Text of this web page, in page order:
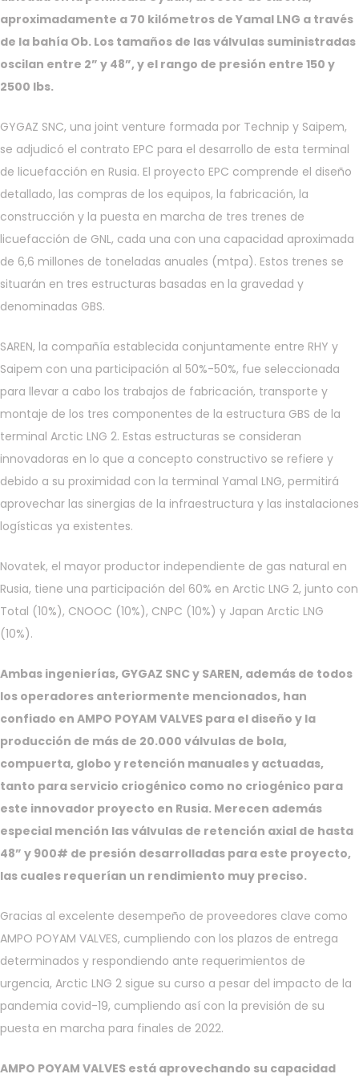
aproximadamente a 70 kilómetros de Yamal LNG a través
de la bahía Ob. Los tamaños de las válvulas suministradas
oscilan entre 2” y 48”, y el rango de presión entre 150 y
2500 lbs.
GYGAZ SNC, una joint venture formada por Technip y Saipem,
se adjudicó el contrato EPC para el desarrollo de esta terminal
de licuefacción en Rusia. El proyecto EPC comprende el diseño
detallado, las compras de los equipos, la fabricación, la
construcción y la puesta en marcha de tres trenes de
licuefacción de GNL, cada una con una capacidad aproximada
de 6,6 millones de toneladas anuales (mtpa). Estos trenes se
situarán en tres estructuras basadas en la gravedad y
denominadas GBS.
SAREN, la compañía establecida conjuntamente entre RHY y
Saipem con una participación al 50%-50%, fue seleccionada
para llevar a cabo los trabajos de fabricación, transporte y
montaje de los tres componentes de la estructura GBS de la
terminal Arctic LNG 2. Estas estructuras se consideran
innovadoras en lo que a concepto constructivo se refiere y
debido a su proximidad con la terminal Yamal LNG, permitirá
aprovechar las sinergias de la infraestructura y las instalaciones
logísticas ya existentes.
Novatek, el mayor productor independiente de gas natural en
Rusia, tiene una participación del 60% en Arctic LNG 2, junto con
Total (10%), CNOOC (10%), CNPC (10%) y Japan Arctic LNG
(10%).
Ambas ingenierías, GYGAZ SNC y SAREN, además de todos
los operadores anteriormente mencionados, han
confiado en AMPO POYAM VALVES para el diseño y la
producción de más de 20.000 válvulas de bola,
compuerta, globo y retención manuales y actuadas,
tanto para servicio criogénico como no criogénico para
este innovador proyecto en Rusia. Merecen además
especial mención las válvulas de retención axial de hasta
48” y 900# de presión desarrolladas para este proyecto,
las cuales requerían un rendimiento muy preciso.
Gracias al excelente desempeño de proveedores clave como
AMPO POYAM VALVES, cumpliendo con los plazos de entrega
determinados y respondiendo ante requerimientos de
urgencia, Arctic LNG 2 sigue su curso a pesar del impacto de la
pandemia covid-19, cumpliendo así con la previsión de su
puesta en marcha para finales de 2022.
AMPO POYAM VALVES está aprovechando su capacidad